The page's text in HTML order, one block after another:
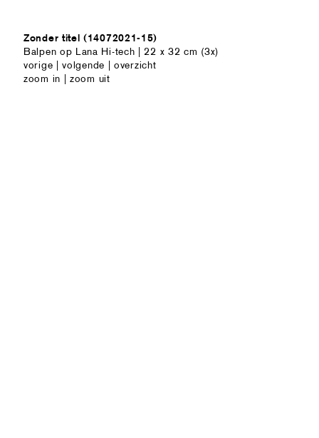
Zonder titel (14072021-15)
Balpen op Lana Hi-tech | 22 x 32 cm (3x)
vorige |volgende |overzicht
zoom in |zoom uit